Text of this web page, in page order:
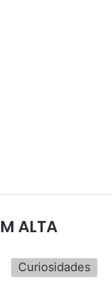
ALTA
Curiosidades